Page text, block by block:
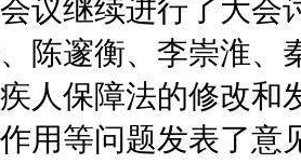
议继续进行了大会
陈邃衡、李崇淮、
人保障法的修改和
用等问题发表了意